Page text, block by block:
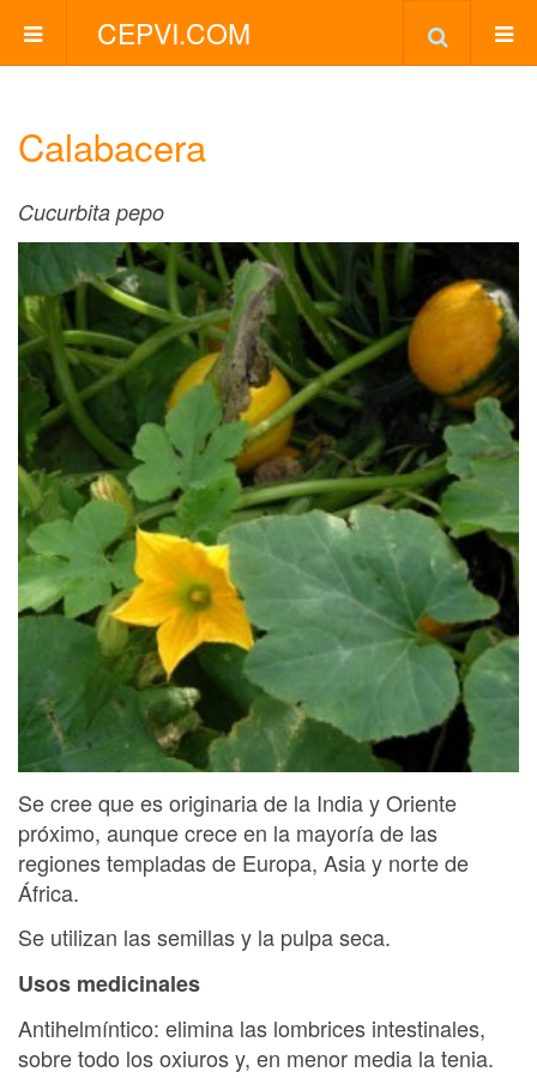
CEPVI.COM
Calabacera
Cucurbita pepo
Se cree que es originaria de la India y Oriente
próximo, aunque crece en la mayoría de las
regiones templadas de Europa, Asia y norte de
África.
Se utilizan las semillas y la pulpa seca.
Usos medicinales
Antihelmíntico: elimina las lombrices intestinales,
sobre todo los oxiuros y, en menor media la tenia.